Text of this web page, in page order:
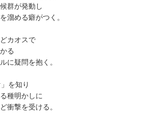
群が発動し
溜める癖がつく。
カオスで
る
に疑問を抱く。
を知り
種明かしに
衝撃を受ける。